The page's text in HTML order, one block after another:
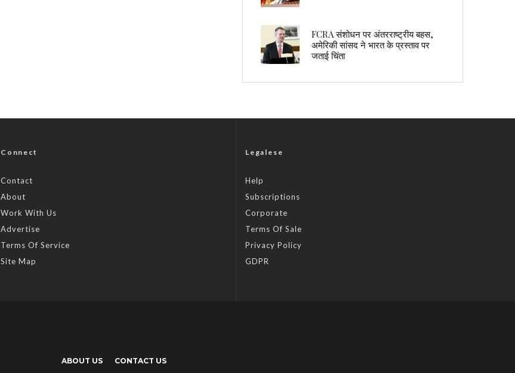
FCRA संशोधन पर अंतरराष्ट्रीय बहस,
अमेरिकी सांसद ने भारत के प्रस्ताव पर
जताई चिंता
Connect
Contact
About
Work With Us
Advertise
Terms Of Service
Site Map
Legalese
Help
Subscriptions
Corporate
Terms Of Sale
Privacy Policy
GDPR
ABOUT US CONTACT US